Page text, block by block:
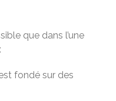
que dans l’une
fondé sur des